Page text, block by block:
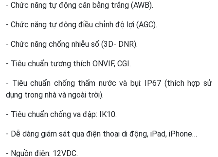
- Chức năng tự động cân bằng trắng (AWB).
- Chức năng tự động điều chỉnh độ lợi (AGC).
- Chức năng chống nhiễu số (3D- DNR).
- Tiêu chuẩn tương thích ONVIF, CGI.
- Tiêu chuẩn chống thấm nước và bụi: IP67 (thích hợp sử
dụng trong nhà và ngoài trời).
- Tiêu chuẩn chống va đập: IK10.
- Dễ dàng giám sát qua điện thoại di động, iPad, iPhone…
- Nguồn điện: 12VDC.